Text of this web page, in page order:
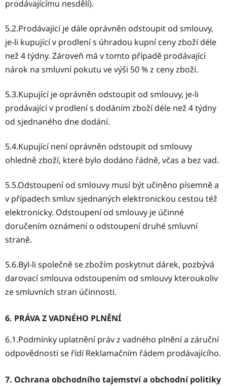
prodávajícímu nesdělí).
5.2.Prodávající je dále oprávněn odstoupit od smlouvy,
je-li kupující v prodlení s úhradou kupní ceny zboží déle
než 4 týdny. Zároveň má v tomto případě prodávající
nárok na smluvní pokutu ve výši 50 % z ceny zboží.
5.3.Kupující je oprávněn odstoupit od smlouvy, je-li
prodávající v prodlení s dodáním zboží déle než 4 týdny
od sjednaného dne dodání.
5.4.Kupující není oprávněn odstoupit od smlouvy
ohledně zboží, které bylo dodáno řádně, včas a bez vad.
5.5.Odstoupení od smlouvy musí být učiněno písemně a
v případech smluv sjednaných elektronickou cestou též
elektronicky. Odstoupení od smlouvy je účinné
doručením oznámení o odstoupení druhé smluvní
straně.
5.6.Byl-li společně se zbožím poskytnut dárek, pozbývá
darovací smlouva odstoupením od smlouvy kteroukoliv
ze smluvních stran účinnosti.
6. PRÁVA Z VADNÉHO PLNĚNÍ
6.1.Podmínky uplatnění práv z vadného plnění a záruční
odpovědnosti se řídí Reklamačním řádem prodávajícího.
7. Ochrana obchodního tajemství a obchodní politiky